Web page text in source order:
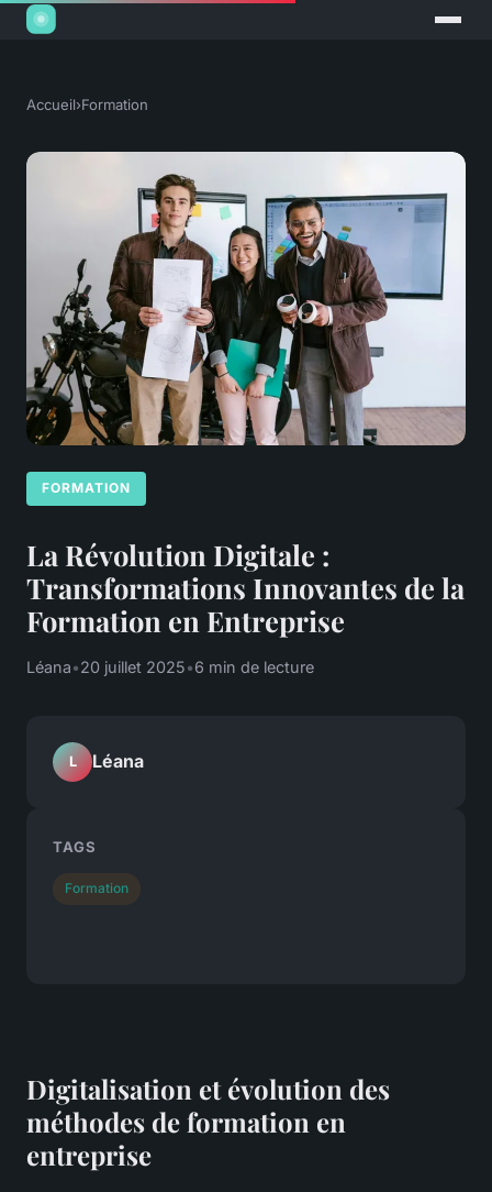
Accueil›Formation
FORMATION
La Révolution Digitale :
Transformations Innovantes de la
Formation en Entreprise
Léana•20 juillet 2025•6 min de lecture
Digitalisation et évolution des
méthodes de formation en
entreprise
L Léana
TAGS
Formation